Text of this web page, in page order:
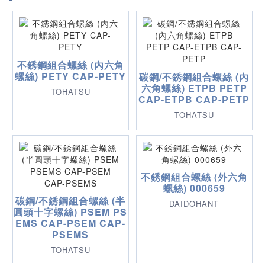
不銹鋼組合螺絲 (內六角
螺絲) PETY CAP-PETY
TOHATSU
碳鋼/不銹鋼組合螺絲 (內
六角螺絲) ETPB PETP
CAP-ETPB CAP-PETP
TOHATSU
碳鋼/不銹鋼組合螺絲 (半
圓頭十字螺絲) PSEM PS
EMS CAP-PSEM CAP-
PSEMS
TOHATSU
不銹鋼組合螺絲 (外六角
螺絲) 000659
DAIDOHANT